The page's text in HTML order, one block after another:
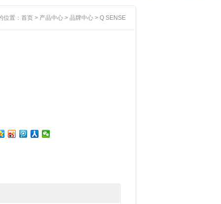
位置： 首页 > 产品中心 > 品牌中心 > Q SENSE